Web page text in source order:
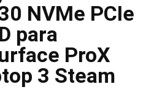
NVMe PCIe
para
ProX
3 Steam